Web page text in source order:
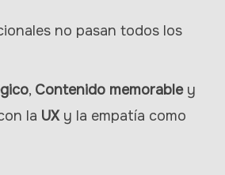
no pasan todos los
, Contenido memorabley
la UXy la empatía como